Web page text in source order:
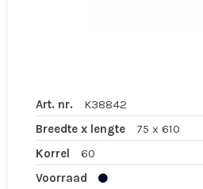
Art. nr.
K38842
Breedte x lengte
75 x 610
Korrel
60
Voorraad